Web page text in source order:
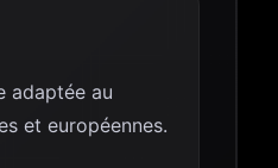
adaptée au
et européennes.